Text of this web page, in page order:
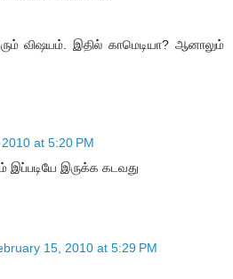
விஷயம். இதில் காமெடியா? ஆனாலும்
at 5:20 PM
இப்படியே இருக்க கடவது
15, 2010 at 5:29 PM